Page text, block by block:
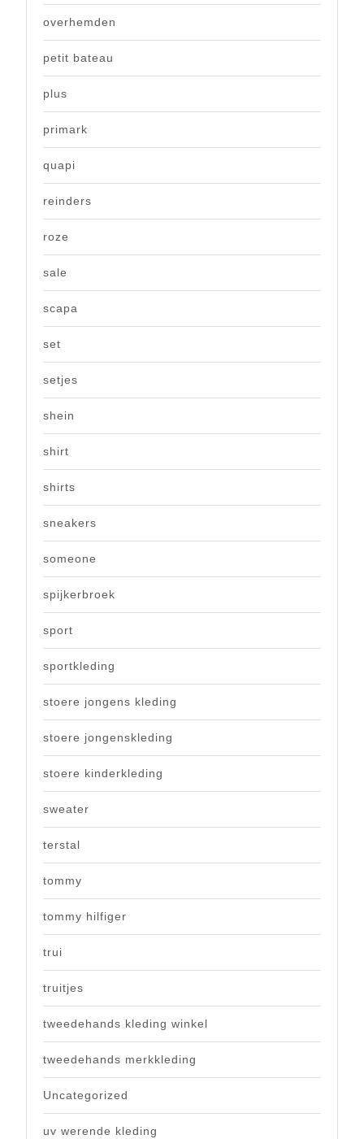
overhemden
petit bateau
plus
primark
quapi
reinders
roze
sale
scapa
set
setjes
shein
shirt
shirts
sneakers
someone
spijkerbroek
sport
sportkleding
stoere jongens kleding
stoere jongenskleding
stoere kinderkleding
sweater
terstal
tommy
tommy hilfiger
trui
truitjes
tweedehands kleding winkel
tweedehands merkkleding
Uncategorized
uv werende kleding